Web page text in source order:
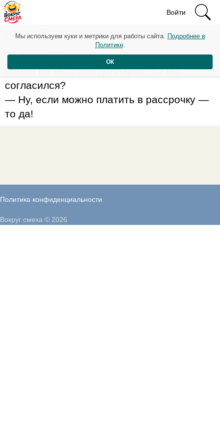
Войти
Рейтинг: 18
— Дорогой, а если бы я ушла к другому в
обмен на миллион долларов, ты бы
согласился?
— Ну, если можно платить в рассрочку —
то да!
Политика конфиденциальности
Мы используем куки и метрики для работы сайта. Подробнее в
Политике.
ОК
Вокруг смеха © 2026